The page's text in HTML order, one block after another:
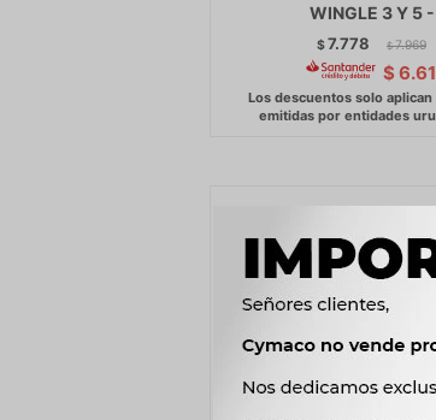
WINGLE 3 Y 5 -
$7.778 $ 7.969
$